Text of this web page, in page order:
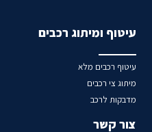
עיטוף ומיתוג רכבים
עיטוף רכבים מלא
מיתוג צי רכבים
מדבקות לרכב
צור קשר